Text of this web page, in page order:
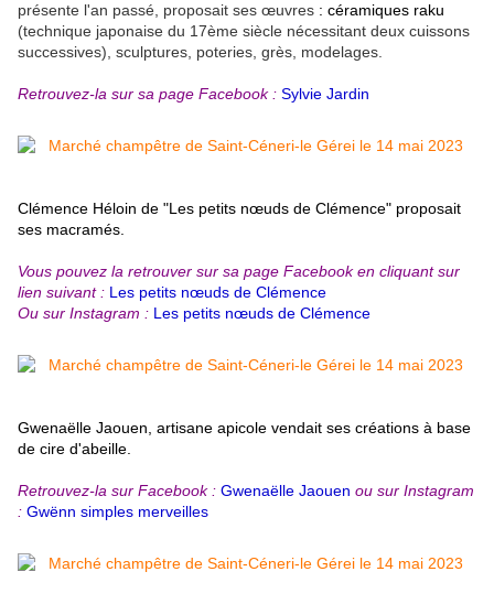
présente l'an passé, proposait ses œuvres : céramiques raku
(technique japonaise du 17ème siècle nécessitant deux cuissons
successives) , sculptures, poteries, grès, modelages.
Retrouvez-la sur sa page Facebook : Sylvie Jardin
Clémence Héloin de "Les petits nœuds de Clémence" proposait
ses macramés.
Vous pouvez la retrouver sur sa page Facebook en cliquant sur
lien suivant : Les petits nœuds de Clémence
Ou sur Instagram : Les petits nœuds de Clémence
Gwenaëlle Jaouen, artisane apicole vendait ses créations à base
de cire d'abeille.
Retrouvez-la sur Facebook : Gwenaëlle Jaouen ou sur Instagram
: Gwënn simples merveilles